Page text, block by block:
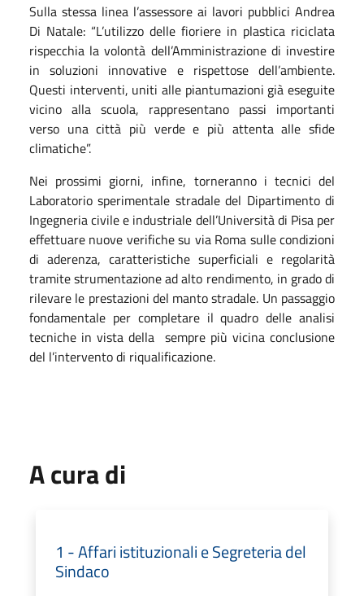
Sulla stessa linea l’assessore ai lavori pubblici Andrea
Di Natale: “L’utilizzo delle fioriere in plastica riciclata
rispecchia la volontà dell’Amministrazione di investire
in soluzioni innovative e rispettose dell’ambiente.
Questi interventi, uniti alle piantumazioni già eseguite
vicino alla scuola, rappresentano passi importanti
verso una città più verde e più attenta alle sfide
climatiche”.
Nei prossimi giorni, infine, torneranno i tecnici del
Laboratorio sperimentale stradale del Dipartimento di
Ingegneria civile e industriale dell’Università di Pisa per
effettuare nuove verifiche su via Roma sulle condizioni
di aderenza, caratteristiche superficiali e regolarità
tramite strumentazione ad alto rendimento, in grado di
rilevare le prestazioni del manto stradale. Un passaggio
fondamentale per completare il quadro delle analisi
tecniche in vista della sempre più vicina conclusione
del l’intervento di riqualificazione.
A cura di
1 - Affari istituzionali e Segreteria del
Sindaco